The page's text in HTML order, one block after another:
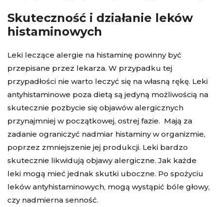
Skuteczność i działanie leków
histaminowych
Leki leczące alergie na histaminę powinny być
przepisane przez lekarza. W przypadku tej
przypadłości nie warto leczyć się na własną rękę. Leki
antyhistaminowe poza dietą są jedyną możliwością na
skutecznie pozbycie się objawów alergicznych
przynajmniej w początkowej, ostrej fazie. Mają za
zadanie ograniczyć nadmiar histaminy w organizmie,
poprzez zmniejszenie jej produkcji. Leki bardzo
skutecznie likwidują objawy alergiczne. Jak każde
leki mogą mieć jednak skutki uboczne. Po spożyciu
leków antyhistaminowych, mogą wystąpić bóle głowy,
czy nadmierna senność.